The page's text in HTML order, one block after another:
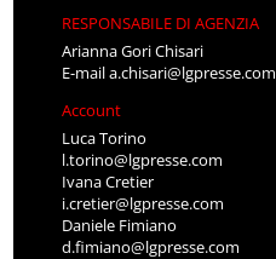
RESPONSABILE DI AGENZIA
Arianna Gori Chisari
E-maila.chisari@lgpresse.com
Account
Luca Torino
l.torino@lgpresse.com
Ivana Cretier
i.cretier@lgpresse.com
Daniele Fimiano
d.fimiano@lgpresse.com